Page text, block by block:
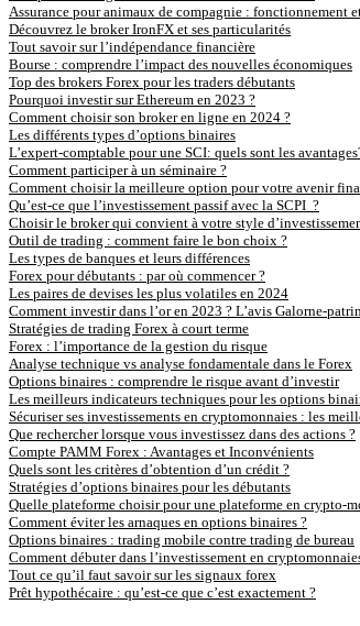
Assurance pour animaux de compagnie : fonctionnement
Découvrez le broker IronFX et ses particularités
Tout savoir sur l’indépendance financière
Bourse : comprendre l’impact des nouvelles économiques
Top des brokers Forex pour les traders débutants
Pourquoi investir sur Ethereum en 2023 ?
Comment choisir son broker en ligne en 2024 ?
Les différents types d’options binaires
L’expert-comptable pour une SCI: quels sont les
Comment participer à un séminaire ?
Comment choisir la meilleure option pour votre avenir
Qu’est-ce que l’investissement passif avec la SCPI ?
Choisir le broker qui convient à votre style
Outil de trading : comment faire le bon choix ?
Les types de banques et leurs différences
Forex pour débutants : par où commencer ?
Les paires de devises les plus volatiles en 2024
Comment investir dans l’or en 2023 ? L’avis Galorne-
Stratégies de trading Forex à court terme
Forex : l’importance de la gestion du risque
Analyse technique vs analyse fondamentale dans le Forex
Options binaires : comprendre le risque avant d’investir
Les meilleurs indicateurs techniques pour les options
Sécuriser ses investissements en cryptomonnaies : les
Que rechercher lorsque vous investissez dans des actions ?
Compte PAMM Forex : Avantages et Inconvénients
Quels sont les critères d’obtention d’un crédit ?
Stratégies d’options binaires pour les débutants
Quelle plateforme choisir pour une plateforme en crypto-
Comment éviter les arnaques en options binaires ?
Options binaires : trading mobile contre trading de bureau
Comment débuter dans l’investissement en
Tout ce qu’il faut savoir sur les signaux forex
Prêt hypothécaire : qu’est-ce que c’est exactement ?